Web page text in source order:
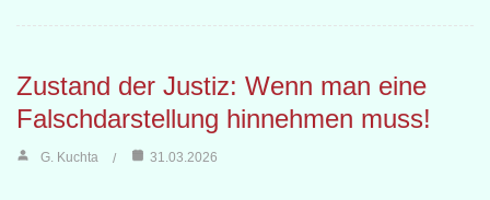
Zustand der Justiz: Wenn man eine
Falschdarstellung hinnehmen muss!
G. Kuchta 31.03.2026